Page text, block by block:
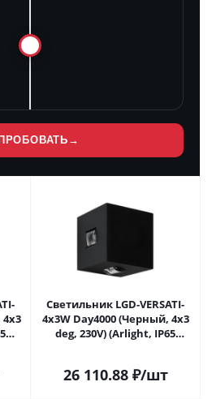
→
4x3
Светильник LGD-VERSATI-
4x3W Day4000 (Черный, 4x3
deg, 230V) (Arlight, IP65
26 110.88₽/шт